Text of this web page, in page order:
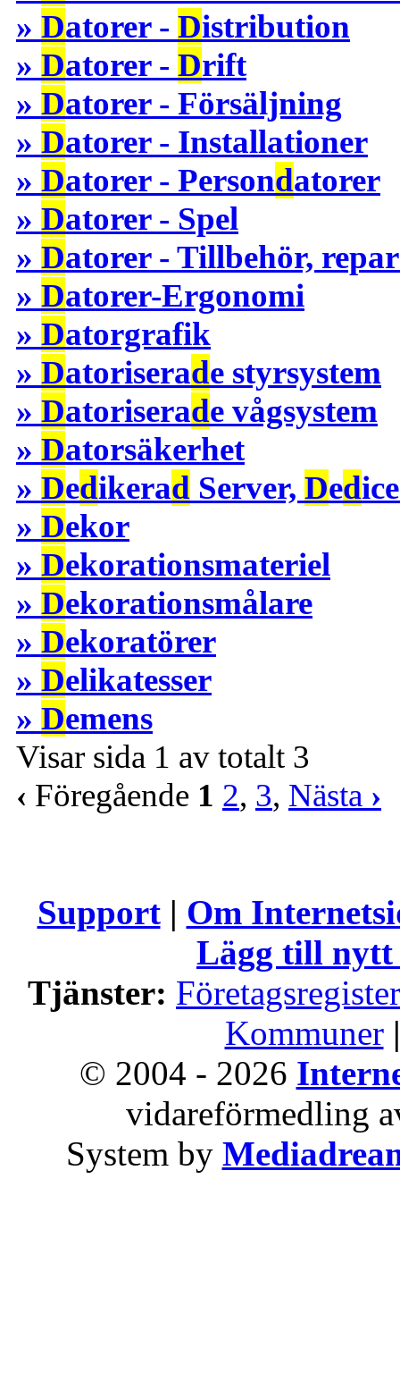
» Datorer - Distribution
» Datorer - Drift
» Datorer - Försäljning
» Datorer - Installationer
» Datorer - Persondatorer
» Datorer - Spel
» Datorer - Tillbehör,
» Datorer-Ergonomi
» Datorgrafik
» Datoriserade styrsystem
» Datoriserade vågsystem
» Datorsäkerhet
» Dedikerad Server, Ded
» Dekor
» Dekorationsmateriel
» Dekorationsmålare
» Dekoratörer
» Delikatesser
» Demens
Visar sida 1 av totalt 3
‹ Föregående 1 2, 3, Nästa ›
Support| Om
Lägg till nytt
Tjänster: Företagsregister
Kommuner |
© 2004 - 2026
vidareförmedling
System by